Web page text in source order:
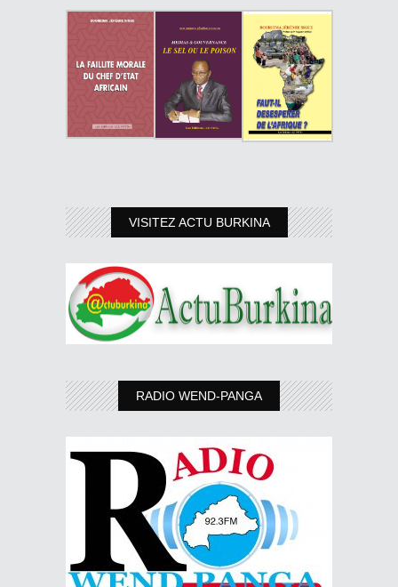
VISITEZ ACTU BURKINA
RADIO WEND-PANGA